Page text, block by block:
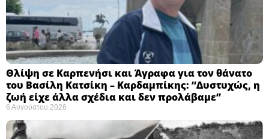
Θλίψη σε Καρπενήσι και Άγραφα για τον θάνατο
του Βασίλη Κατσίκη – Καρδαμπίκης: “Δυστυχώς, η
ζωή είχε άλλα σχέδια και δεν προλάβαμε”
6 Αυγούστου 2026